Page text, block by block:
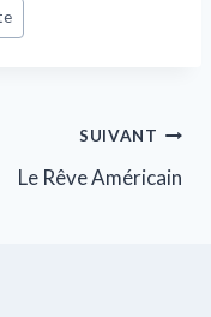
SUIVANT
Le Rêve Américain